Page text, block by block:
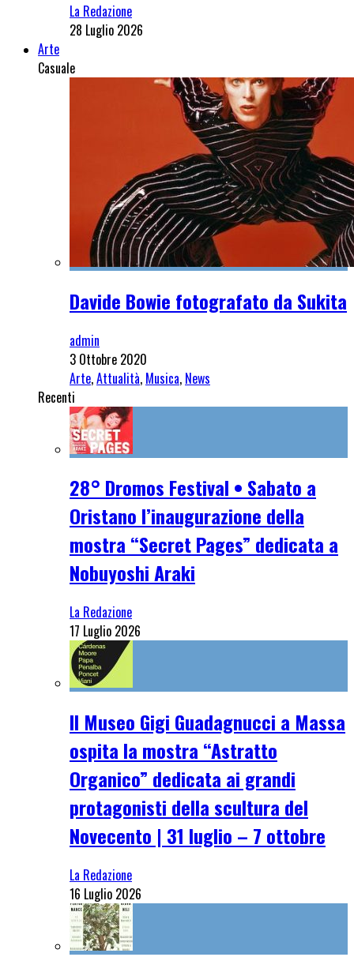
La Redazione
28 Luglio 2026
Arte
Casuale
Davide Bowie fotografato da Sukita
admin
3 Ottobre 2020
Arte,Attualità, Musica, News
Recenti
28° Dromos Festival • Sabato a
Oristano l’inaugurazione della
mostra “Secret Pages” dedicata a
Nobuyoshi Araki
La Redazione
17 Luglio 2026
Il Museo Gigi Guadagnucci a Massa
ospita la mostra “Astratto
Organico” dedicata ai grandi
protagonisti della scultura del
Novecento | 31 luglio – 7 ottobre
La Redazione
16 Luglio 2026